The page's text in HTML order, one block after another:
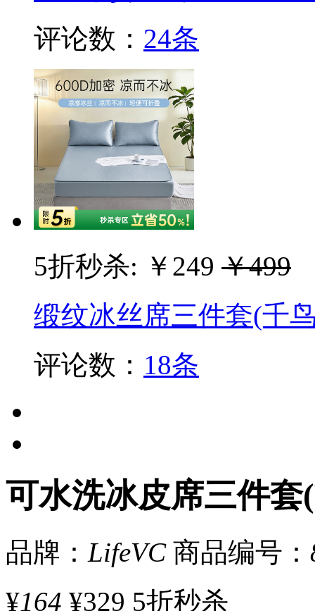
评论数： 24条
5折秒杀: ￥249 ￥499
缎纹冰丝席三件套(千
评论数： 18条
可水洗冰皮席三件套
品牌： LifeVC 商品编号：
¥164 ¥329 5折秒杀